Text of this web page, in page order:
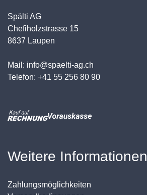
Spälti AG
Chefiholzstrasse 15
8637 Laupen
Mail: info@spaelti-ag.ch
Telefon: +41 55 256 80 90
Weitere Informationen
Zahlungsmöglichkeiten